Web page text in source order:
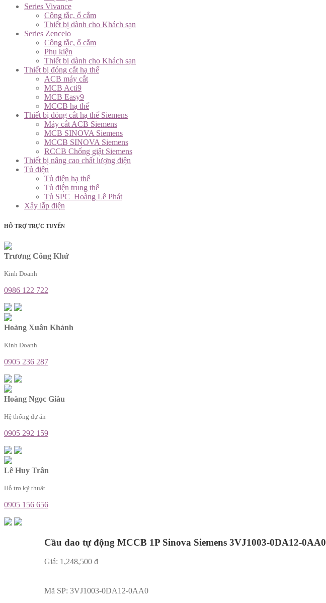
Series Vivance
Công tắc, ổ cắm
Thiết bị dành cho Khách sạn
Series Zencelo
Công tắc, ổ cắm
Phụ kiện
Thiết bị dành cho Khách sạn
Thiết bị đóng cắt hạ thế
ACB máy cắt
MCB Acti9
MCB Easy9
MCCB hạ thế
Thiết bị đóng cắt hạ thế Siemens
Máy cắt ACB Siemens
MCB SINOVA Siemens
MCCB SINOVA Siemens
RCCB Chống giật Siemens
Thiết bị nâng cao chất lượng điện
Tủ điện
Tủ điện hạ thế
Tủ điện trung thế
Tủ SPC_Hoàng Lê Phát
Xây lắp điện
HỖ TRỢ TRỰC TUYẾN
Trương Công Khứ
Kinh Doanh
0986 122 722
Hoàng Xuân Khánh
Kinh Doanh
0905 236 287
Hoàng Ngọc Giàu
Hệ thống dự án
0905 292 159
Lê Huy Trân
Hỗ trợ kỹ thuật
0905 156 656
Cầu dao tự động MCCB 1P Sinova Siemens 3VJ1003-0DA12-0AA0
Giá: 1,248,500 ₫
Mã SP: 3VJ1003-0DA12-0AA0